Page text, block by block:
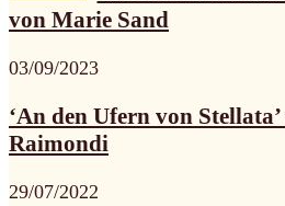
von Marie Sand
03/09/2023
‘An den Ufern von
Raimondi
29/07/2022